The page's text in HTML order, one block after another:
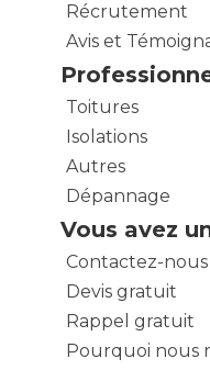
Récrutement
Avis et
Toitures
Isolations
Autres
Dépannage
Vous avez
Contactez-nous
Devis gratuit
Rappel gratuit
Pourquoi nous